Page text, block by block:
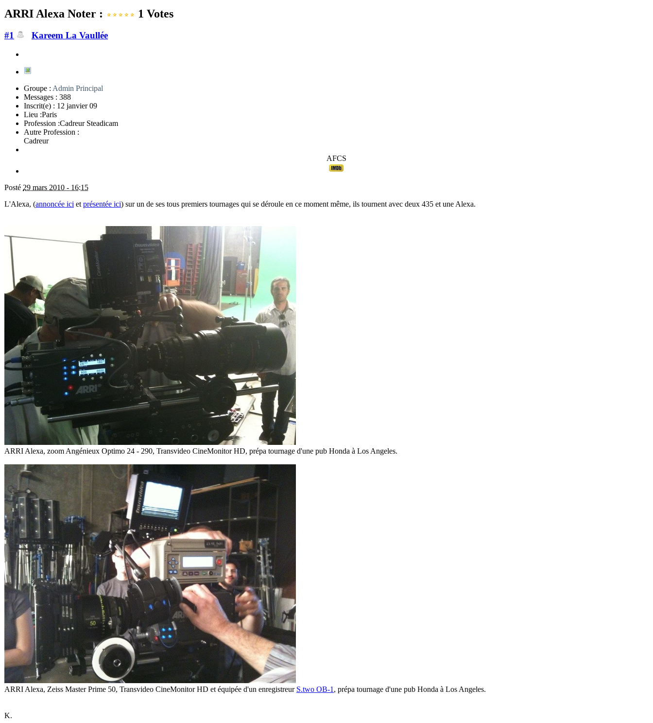
ARRI Alexa Noter : 1 Votes
#1 Kareem La Vaullée
Groupe : Admin Principal
Messages : 388
Inscrit(e) : 12 janvier 09
Lieu :Paris
Profession :Cadreur Steadicam
Autre Profession :
Cadreur
AFCS
Posté 29 mars 2010 - 16:15
L'Alexa, (annoncée ici et présentée ici) sur un de ses tous premiers tournages qui se déroule en ce moment même, ils tournent avec deux 435 et une Alexa.
ARRI Alexa, zoom Angénieux Optimo 24 - 290, Transvideo CineMonitor HD, prépa tournage d'une pub Honda à Los Angeles.
ARRI Alexa, Zeiss Master Prime 50, Transvideo CineMonitor HD et équipée d'un enregistreur S.two OB-1 , prépa tournage d'une pub Honda à Los Angeles.
K.